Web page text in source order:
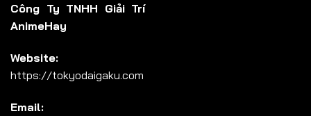
Tập 101
Công Ty TNHH Giải Trí
AnimeHay
Website:
https://tokyodaigaku.com
Email: